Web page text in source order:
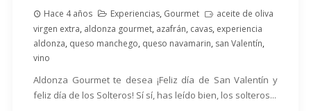
Hace 4 años Experiencias, Gourmet
aceite de oliva
virgen extra, aldonza gourmet, azafrán, cavas, experiencia
aldonza, queso manchego, queso navamarin, san Valentín,
vino
Aldonza Gourmet te desea ¡Feliz día de San Valentín y
feliz día de los Solteros! Sí sí, has leído bien, los solteros...